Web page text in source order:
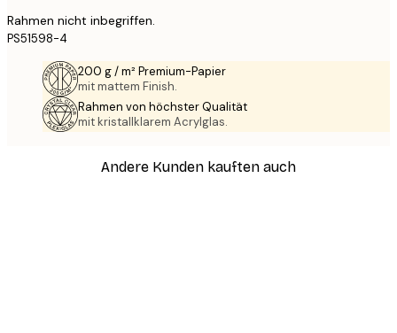
Rahmen nicht inbegriffen.
PS51598-4
200 g / m² Premium-Papier
mit mattem Finish.
Rahmen von höchster Qualität
mit kristallklarem Acrylglas.
Andere Kunden kauften auch